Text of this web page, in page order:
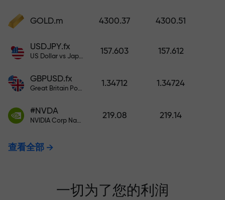
GOLD.m 4300.37 4300.51
USDJPY.fx
US Dollar vs Japanese Yen
157.603 157.612
GBPUSD.fx
Great Britain Pound vs US Dollar
1.34712 1.34724
#NVDA
NVIDIA Corp Nasdaq Stock Exchange (Nasdaq) USD
219.08 219.14
查看全部
一切为了您的利润